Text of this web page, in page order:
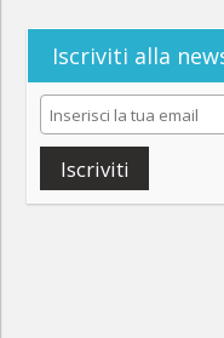
Iscriviti alla
Iscriviti